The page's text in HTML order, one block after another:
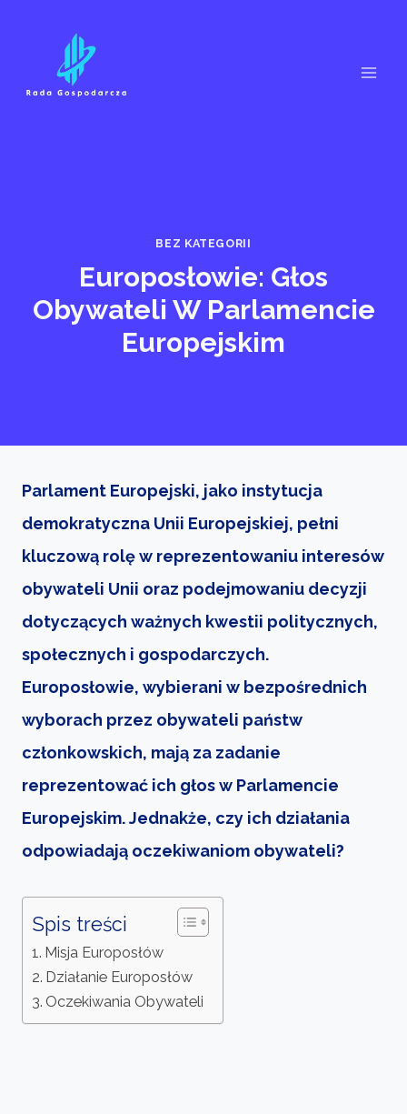
BEZ KATEGORII
Europosłowie: Głos
Obywateli W Parlamencie
Europejskim
Parlament Europejski, jako instytucja
demokratyczna Unii Europejskiej, pełni
kluczową rolę w reprezentowaniu interesów
obywateli Unii oraz podejmowaniu decyzji
dotyczących ważnych kwestii politycznych,
społecznych i gospodarczych.
Europosłowie, wybierani w bezpośrednich
wyborach przez obywateli państw
członkowskich, mają za zadanie
reprezentować ich głos w Parlamencie
Europejskim. Jednakże, czy ich działania
odpowiadają oczekiwaniom obywateli?
Spis treści
Misja Europosłów
Działanie Europosłów
Oczekiwania Obywateli